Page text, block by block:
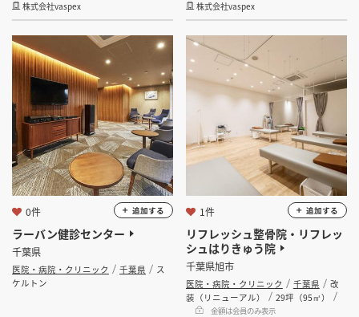
株式会社vaspex
株式会社vaspex
ラーバン健診センター
千葉県
医院・病院・クリニック 千葉県
ス
ケルトン
0件 追加する
リフレッシュ整骨院・リフレッ
シュはりきゅう院
千葉県旭市
医院・病院・クリニック 千葉県
改
装（リニューアル）
29坪（95㎡）
金額は会員のみ表示
1件 追加する